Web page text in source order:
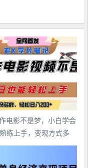
电影不是梦，小白学会
练上手，变现方式多
2张+